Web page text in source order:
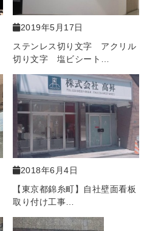
2019年5月17日
ステンレス切り文字 アクリル
切り文字 塩ビシート…
2018年6月4日
【東京都錦糸町】自社壁面看板
取り付け工事…